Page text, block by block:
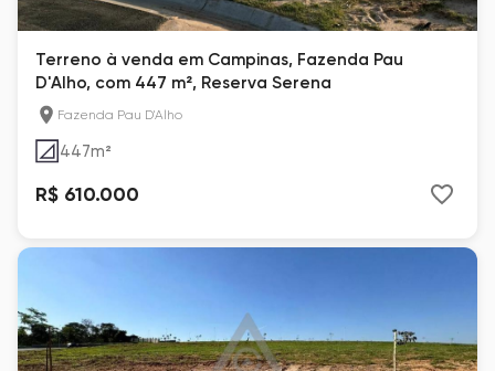
Terreno à venda em Campinas, Fazenda Pau
D'Alho, com 447 m², Reserva Serena
Fazenda Pau D'Alho
447m²
R$ 610.000